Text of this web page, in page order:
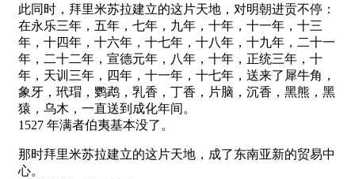
此同时，拜里米苏拉建立的这片天地，对明朝进贡不停：
在永乐三年，五年，七年，九年，十年，十一年，十三
年，十四年，十六年，十七年，十八年，十九年，二十一
年，二十二年，宣德元年，八年，十年，正统三年，十
年，天训三年，四年，十一年，十七年，送来了犀牛角，
象牙，玳瑁，鹦鹉，乳香，丁香，片脑，沉香，黑熊，黑
猿，乌木，一直送到成化年间。
1527 年满者伯夷基本没了。
那时拜里米苏拉建立的这片天地，成了东南亚新的贸易中
心。